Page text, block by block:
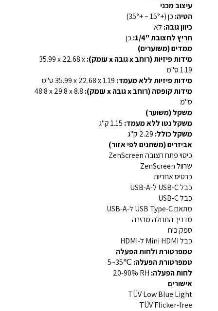
עיצוב מכני
הטיה: כן (+15° ~ +35°)
כיוון גובה: לא
חריץ לחצובת ‎1/4"‎:
כן
ממדים (משוערים)
מידות פיזיות (רוחב x גובה x עומק):
‎35.99 x 22.68 x
1.19‎ ס"מ
מידות פיזיות ללא מעמד:
מידות קופסה (רוחב x גובה x עומק):
‎48.8 x 29.8 x 8.8‎
ס"מ
משקל (משוער)
משקל נטו ללא מעמד:
משקל כולל:
אביזרים (משתנים לפי אזור)
כיסוי פתח חצובה ZenScreen
שרוול ZenScreen
כרטיס אחריות
כבל USB-C ל-USB-A
כבל USB-C
מתאם USB Type-C ל-USB-A
מדריך התחלה מהירה
ספק כוח
כבל Mini HDMI ל-HDMI
טמפרטורת ולחות הפעלה
טמפרטורת הפעלה:
לחות הפעלה:
אישורים
TÜV Low Blue Light
TÜV Flicker-free